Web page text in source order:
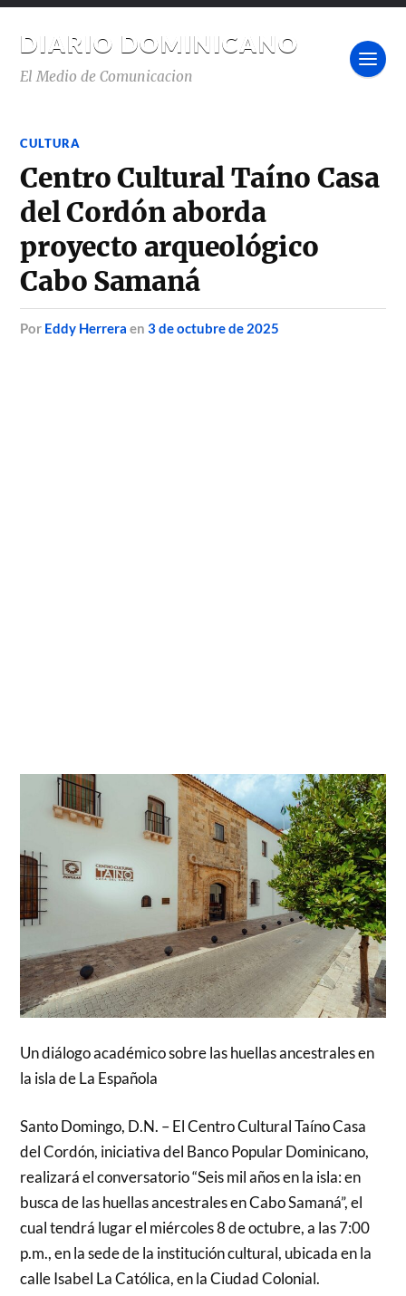
DIARIO DOMINICANO
El Medio de Comunicacion
CULTURA
Centro Cultural Taíno Casa
del Cordón aborda
proyecto arqueológico
Cabo Samaná
por Eddy Herrera en3 de octubre de 2025
Un diálogo académico sobre las huellas ancestrales en
la isla de La Española
Santo Domingo, D.N. – El Centro Cultural Taíno Casa
del Cordón, iniciativa del Banco Popular Dominicano,
realizará el conversatorio “Seis mil años en la isla: en
busca de las huellas ancestrales en Cabo Samaná”, el
cual tendrá lugar el miércoles 8 de octubre, a las 7:00
p.m., en la sede de la institución cultural, ubicada en la
calle Isabel La Católica, en la Ciudad Colonial.